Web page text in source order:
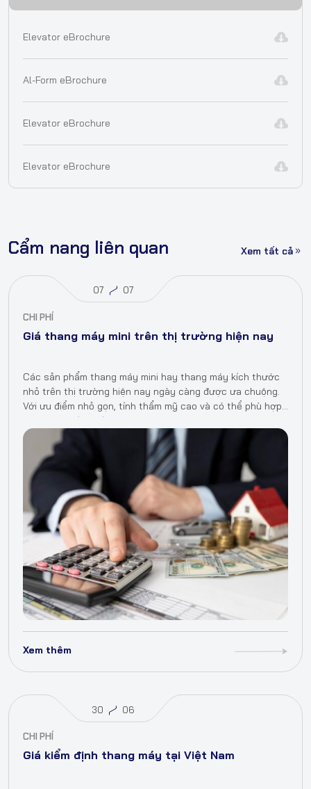
Elevator eBrochure
Al-Form eBrochure
Elevator eBrochure
Elevator eBrochure
Cẩm nang liên quan Xem tất cả
07 07
CHI PHÍ
Giá thang máy mini trên thị trường hiện nay
Các sản phẩm thang máy mini hay thang máy kích thước
nhỏ trên thị trường hiện nay ngày càng được ưa chuộng.
Với ưu điểm nhỏ gọn, tính thẩm mỹ cao và có thể phù hợp
với những công trình…
Xem thêm
30 06
CHI PHÍ
Giá kiểm định thang máy tại Việt Nam